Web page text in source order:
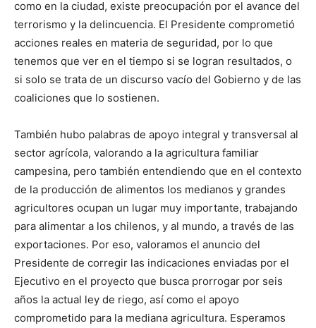
como en la ciudad, existe preocupación por el avance del
terrorismo y la delincuencia. El Presidente comprometió
acciones reales en materia de seguridad, por lo que
tenemos que ver en el tiempo si se logran resultados, o
si solo se trata de un discurso vacío del Gobierno y de las
coaliciones que lo sostienen.
También hubo palabras de apoyo integral y transversal al
sector agrícola, valorando a la agricultura familiar
campesina, pero también entendiendo que en el contexto
de la producción de alimentos los medianos y grandes
agricultores ocupan un lugar muy importante, trabajando
para alimentar a los chilenos, y al mundo, a través de las
exportaciones. Por eso, valoramos el anuncio del
Presidente de corregir las indicaciones enviadas por el
Ejecutivo en el proyecto que busca prorrogar por seis
años la actual ley de riego, así como el apoyo
comprometido para la mediana agricultura. Esperamos